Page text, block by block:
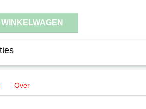
WINKELWAGEN
leverancier
Over